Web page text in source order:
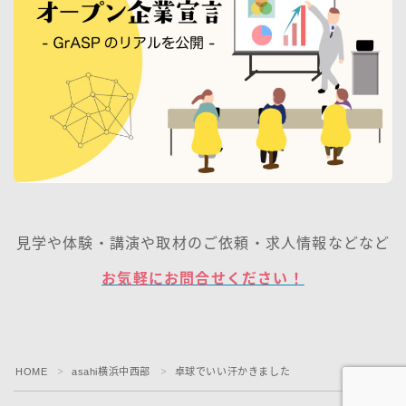
見学や体験・講演や取材のご依頼・求人情報などなど
お気軽にお問合せください！
HOME ＞ asahi横浜中西部 ＞ 卓球でいい汗かきました